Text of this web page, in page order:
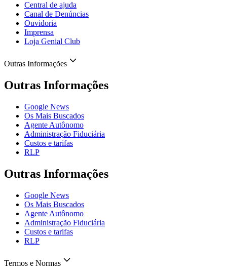
Central de ajuda
Canal de Denúncias
Ouvidoria
Imprensa
Loja Genial Club
Outras Informações
Outras Informações
Google News
Os Mais Buscados
Agente Autônomo
Administração Fiduciária
Custos e tarifas
RLP
Outras Informações
Google News
Os Mais Buscados
Agente Autônomo
Administração Fiduciária
Custos e tarifas
RLP
Termos e Normas